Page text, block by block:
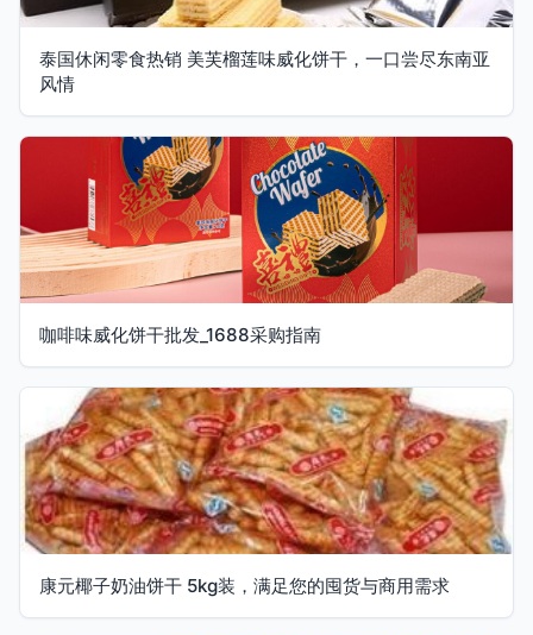
泰国休闲零食热销 美芙榴莲味威化饼干，一口尝尽东南亚
风情
咖啡味威化饼干批发_1688采购指南
康元椰子奶油饼干 5kg装，满足您的囤货与商用需求